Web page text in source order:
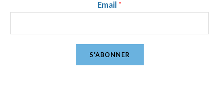
Email *
S'ABONNER